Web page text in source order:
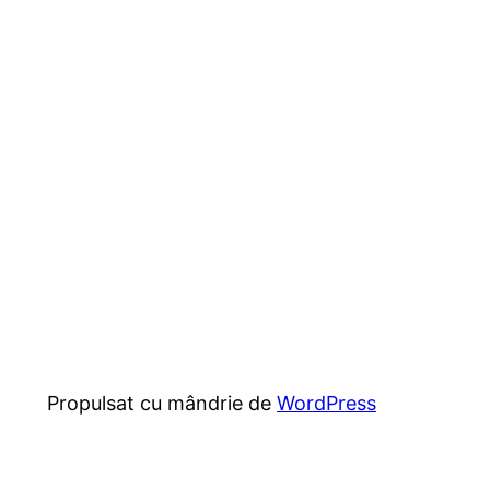
Propulsat cu mândrie de WordPress